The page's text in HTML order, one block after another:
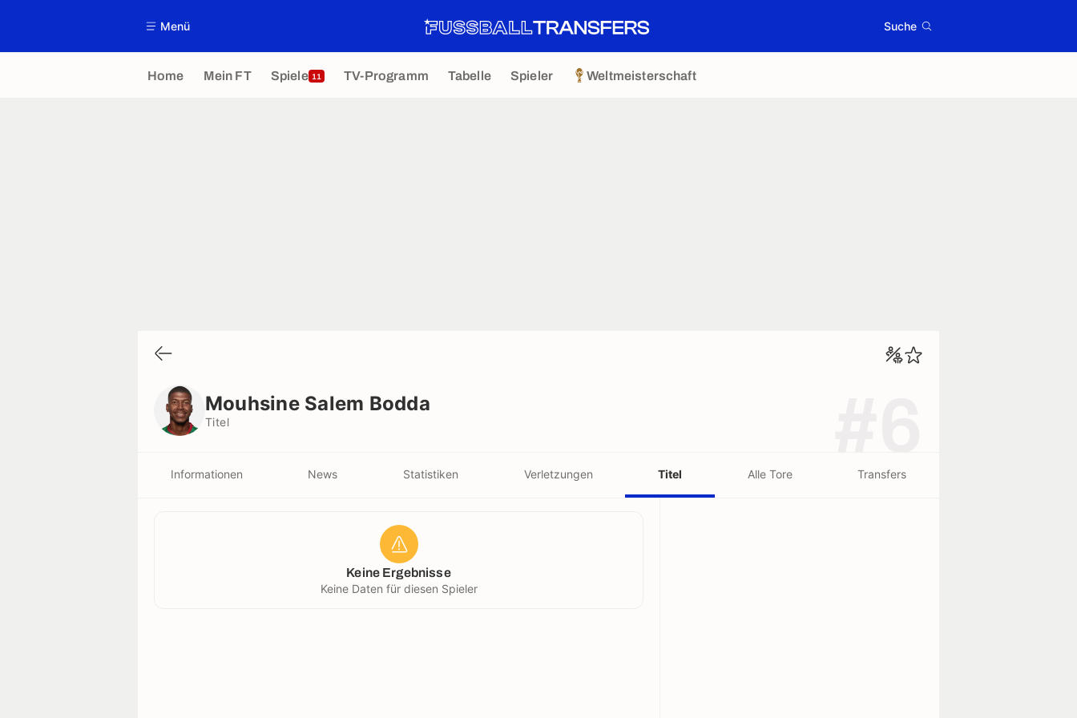
Menü Suche
Home Mein FT Spiele 11 TV-Programm Tabelle Spieler Weltmeisterschaft
Mouhsine Salem Bodda
Titel
Informationen News Statistiken Verletzungen Titel Alle Tore Transfers
Keine Ergebnisse
Keine Daten für diesen Spieler